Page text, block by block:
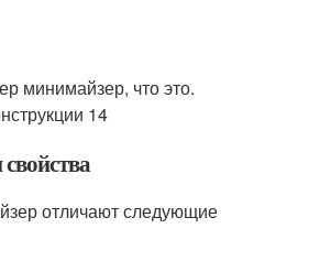
отличают следующие